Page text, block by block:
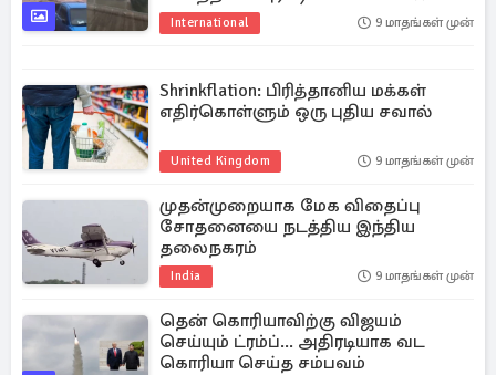
International 9 மாதங்கள் முன்
Shrinkflation: பிரித்தானிய மக்கள்
எதிர்கொள்ளும் ஒரு புதிய சவால்
United Kingdom 9 மாதங்கள் முன்
முதன்முறையாக மேக விதைப்பு
சோதனையை நடத்திய இந்திய
தலைநகரம்
India 9 மாதங்கள் முன்
தென் கொரியாவிற்கு விஜயம்
செய்யும் ட்ரம்ப்... அதிரடியாக வட
கொரியா செய்த சம்பவம்